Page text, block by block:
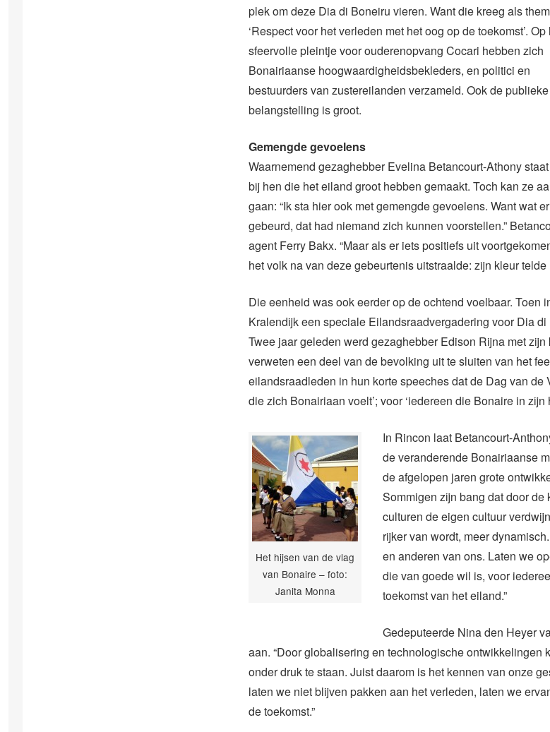
plek om deze Dia di Boneiru vieren. Want die kreeg als
‘Respect voor het verleden met het oog op de toekomst’. Op
sfeervolle pleintje voor ouderenopvang Cocari hebben zich
Bonairiaanse hoogwaardigheidsbekleders, en politici en
bestuurders van zustereilanden verzameld. Ook de publieke
belangstelling is groot.
Gemengde gevoelens
Waarnemend gezaghebber Evelina Betancourt-Athony
bij hen die het eiland groot hebben gemaakt. Toch kan ze
gaan: “Ik sta hier ook met gemengde gevoelens. Want wat
gebeurd, dat had niemand zich kunnen voorstellen.”
agent Ferry Bakx. “Maar als er iets positiefs uit
het volk na van deze gebeurtenis uitstraalde: zijn kleur telde
Die eenheid was ook eerder op de ochtend voelbaar. Toen
Kralendijk een speciale Eilandsraadvergadering voor Dia
Twee jaar geleden werd gezaghebber Edison Rijna met zijn
verweten een deel van de bevolking uit te sluiten van het
eilandsraadleden in hun korte speeches dat de Dag van de
die zich Bonairiaan voelt’; voor ‘iedereen die Bonaire in zijn
Het hijsen van de vlag
van Bonaire – foto:
Janita Monna
In Rincon laat Betancourt-
de veranderende Bonairiaanse
de afgelopen jaren grote
Sommigen zijn bang dat door
culturen de eigen cultuur
rijker van wordt, meer
en anderen van ons. Laten we
die van goede wil is, voor
toekomst van het eiland.”
Gedeputeerde Nina den Heyer
aan. “Door globalisering en technologische ontwikkelingen
onder druk te staan. Juist daarom is het kennen van onze
laten we niet blijven pakken aan het verleden, laten we
de toekomst.”